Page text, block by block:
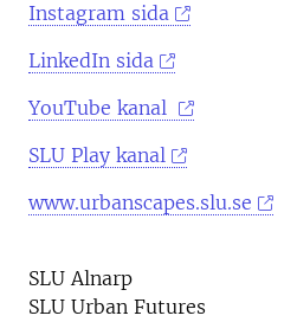
Instagram sida
LinkedIn sida
YouTube kanal
SLU Play kanal
www.urbanscapes.slu.se
SLU Alnarp
SLU Urban Futures